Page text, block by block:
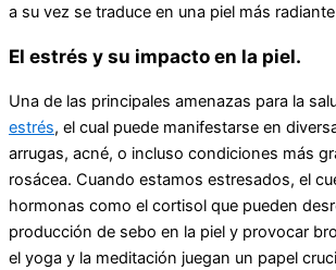
a su vez se traduce en una piel más
El estrés y su impacto en la piel.
Una de las principales amenazas para la
estrés, el cual puede manifestarse en
arrugas, acné, o incluso condiciones más
rosácea. Cuando estamos estresados, el
hormonas como el cortisol que pueden
producción de sebo en la piel y provocar
el yoga y la meditación juegan un papel